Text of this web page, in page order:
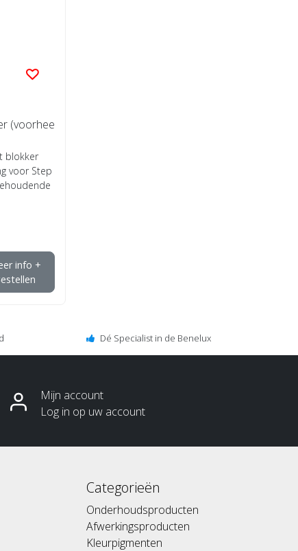
(voorhee
blokker
voor Step
info +
Dé Specialist in de Benelux
Mijn account
Log in op uw account
Categorieën
Onderhoudsproducten
Afwerkingsproducten
Kleurpigmenten